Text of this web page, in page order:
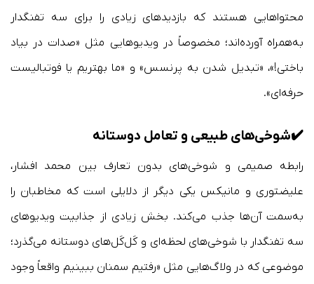
محتواهایی هستند که بازدیدهای زیادی را برای سه تفنگدار
به‌همراه آورده‌اند؛ مخصوصاً در ویدیوهایی مثل «صدات در بیاد
باختی!»، «تبدیل شدن به پرنسس» و «ما بهتریم یا فوتبالیست
حرفه‌ای».
✔️شوخی‌های طبیعی و تعامل دوستانه
رابطه صمیمی و شوخی‌های بدون تعارف بین محمد افشار،
علیضتوری و مانیکس یکی دیگر از دلایلی است که مخاطبان را
به‌سمت آن‌ها جذب می‌کند. بخش زیادی از جذابیت ویدیوهای
سه تفنگدار با شوخی‌های لحظه‌ای و کَل‌کَل‌های دوستانه می‌گذرد؛
موضوعی که در ولاگ‌هایی مثل «رفتیم سمنان ببینیم واقعاً وجود